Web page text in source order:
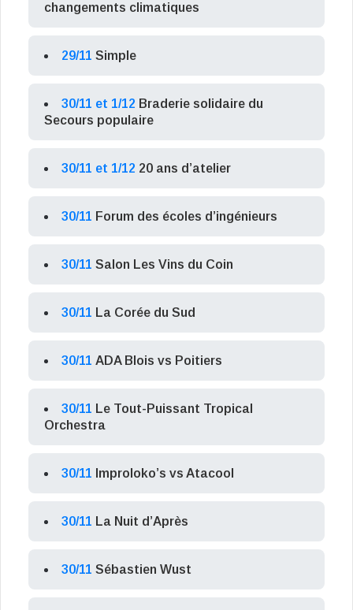
changements climatiques
29/11 Simple
30/11 et 1/12 Braderie solidaire du
Secours populaire
30/11 et 1/12 20 ans d’atelier
30/11 Forum des écoles d’ingénieurs
30/11 Salon Les Vins du Coin
30/11 La Corée du Sud
30/11 ADA Blois vs Poitiers
30/11 Le Tout-Puissant Tropical
Orchestra
30/11 Improloko’s vs Atacool
30/11 La Nuit d’Après
30/11 Sébastien Wust